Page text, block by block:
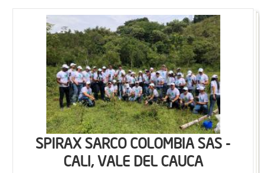
SPIRAX SARCO COLOMBIA SAS -
CALI, VALE DEL CAUCA